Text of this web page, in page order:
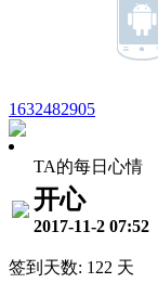
1632482905
TA的每日心情
开心
2017-11-2 07:52
签到天数: 122 天